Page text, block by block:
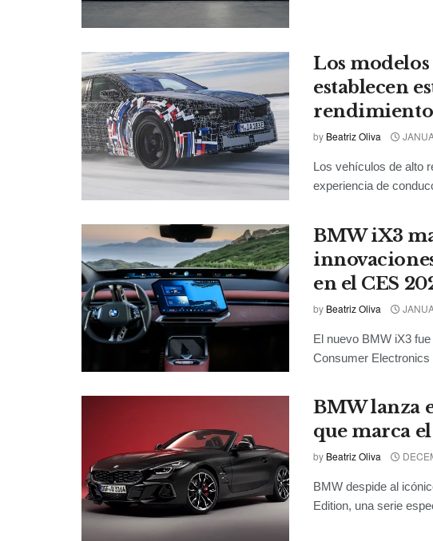
Los
establecen
rendimiento
by Beatriz Oliva
Los vehículos de alto
experiencia de
BMW iX3
en el CES
by Beatriz Oliva
El nuevo BMW iX3
Consumer Electronics
BMW lanza
que marca
by Beatriz Oliva
BMW despide al
Edition, una serie